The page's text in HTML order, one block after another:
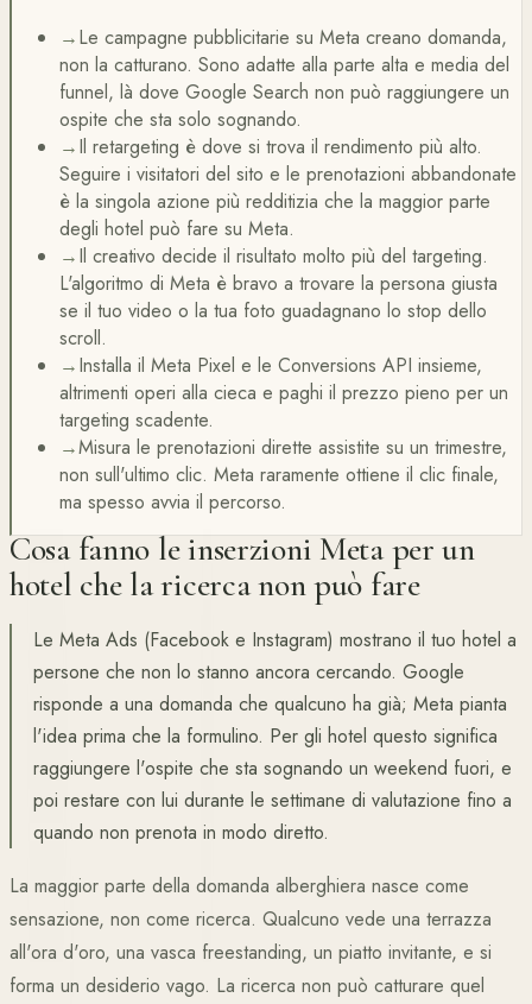
→Le campagne pubblicitarie su Meta creano domanda,
non la catturano. Sono adatte alla parte alta e media del
funnel, là dove Google Search non può raggiungere un
ospite che sta solo sognando.
→Il retargeting è dove si trova il rendimento più alto.
Seguire i visitatori del sito e le prenotazioni abbandonate
è la singola azione più redditizia che la maggior parte
degli hotel può fare su Meta.
→Il creativo decide il risultato molto più del targeting.
L'algoritmo di Meta è bravo a trovare la persona giusta
se il tuo video o la tua foto guadagnano lo stop dello
scroll.
→Installa il Meta Pixel e le Conversions API insieme,
altrimenti operi alla cieca e paghi il prezzo pieno per un
targeting scadente.
→Misura le prenotazioni dirette assistite su un trimestre,
non sull'ultimo clic. Meta raramente ottiene il clic finale,
ma spesso avvia il percorso.
Cosa fanno le inserzioni Meta per un
hotel che la ricerca non può fare
Le Meta Ads (Facebook e Instagram) mostrano il tuo hotel a
persone che non lo stanno ancora cercando. Google
risponde a una domanda che qualcuno ha già; Meta pianta
l'idea prima che la formulino. Per gli hotel questo significa
raggiungere l'ospite che sta sognando un weekend fuori, e
poi restare con lui durante le settimane di valutazione fino a
quando non prenota in modo diretto.
La maggior parte della domanda alberghiera nasce come
sensazione, non come ricerca. Qualcuno vede una terrazza
all'ora d'oro, una vasca freestanding, un piatto invitante, e si
forma un desiderio vago. La ricerca non può catturare quel